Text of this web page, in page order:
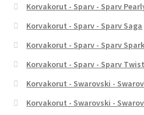
Korvakorut - Sparv - Sparv
Korvakorut - Sparv - Sparv Saga
Korvakorut - Sparv - Sparv
Korvakorut - Sparv - Sparv
Korvakorut - Swarovski -
Korvakorut - Swarovski -